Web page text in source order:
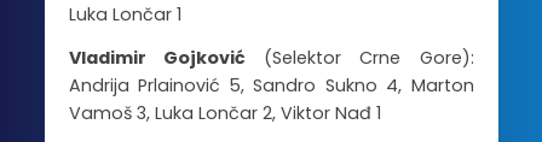
Luka Lončar 1
Vladimir Gojković (Selektor Crne Gore):
Andrija Prlainović 5, Sandro Sukno 4, Marton
Vamoš 3, Luka Lončar 2, Viktor Nađ 1